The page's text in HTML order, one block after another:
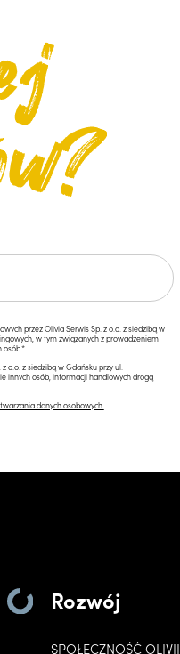
przez Olivia Serwis Sp. z o.o. z siedzibą w
w tym związanych z prowadzeniem
osób.*
o.o. z siedzibą w Gdańsku przy ul.
innych osób, informacji handlowych drogą
danych osobowych.
Rozwój
SPOŁECZNOŚĆ OLIVII